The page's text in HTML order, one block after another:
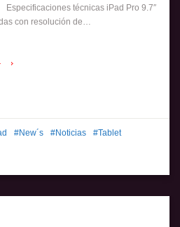
Especificaciones técnicas iPad Pro 9.7″
con resolución de…
New´s Noticias
Tablet